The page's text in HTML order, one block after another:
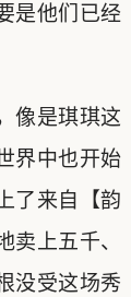
是他们已经
像是琪琪这
界中也开始
了来自【韵
上五千、
没受这场秀